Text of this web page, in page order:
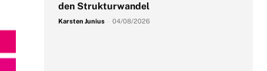
den Strukturwandel
Karsten Junius 04/08/2026